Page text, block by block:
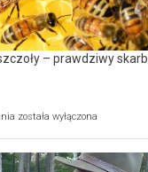
na
modernizację
oczyszczalni
ścieków
[wideo]– prawdziwy skarb
Ekologiczne
–
została wyłączona